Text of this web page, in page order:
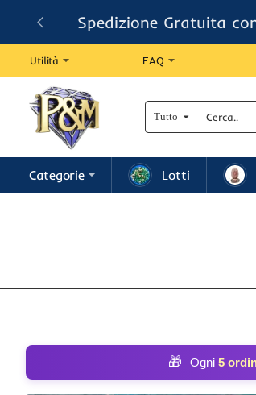
Spedizione Gratuita
Utilità FAQ
Tutto
Cerca..
Categorie Lotti
🎁 Ogni 5